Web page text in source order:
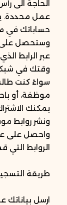
الحاجة الى
عمل محددة.
حساباتك في
وستحصل على
عبر الرابط
وقتك في
سواءً كنت
موظفة، أو
يمكنك
ونشر روابط
واحصل على
الروابط التي
طريقة